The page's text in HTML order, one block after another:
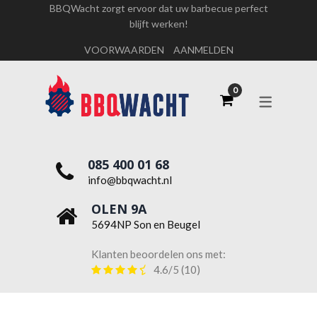
OVER ONS
WERKEN BIJ BBQWACHT
BBQWacht zorgt ervoor dat uw barbecue perfect
blijft werken!
VOORWAARDEN AANMELDEN
085 400 01 68
info@bbqwacht.nl
OLEN 9A
5694NP Son en Beugel
Klanten beoordelen ons met:
4.6/5 (10)